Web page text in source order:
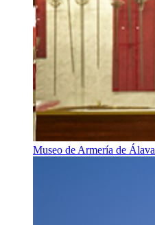
Museo de Armería de Álava